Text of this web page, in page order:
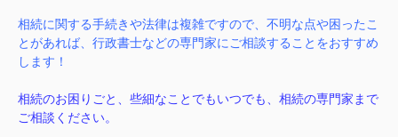
相続に関する手続きや法律は複雑ですので、不明な点や困ったこ
とがあれば、行政書士などの専門家にご相談することをおすすめ
します！
相続のお困りごと、些細なことでもいつでも、相続の専門家まで
ご相談ください。